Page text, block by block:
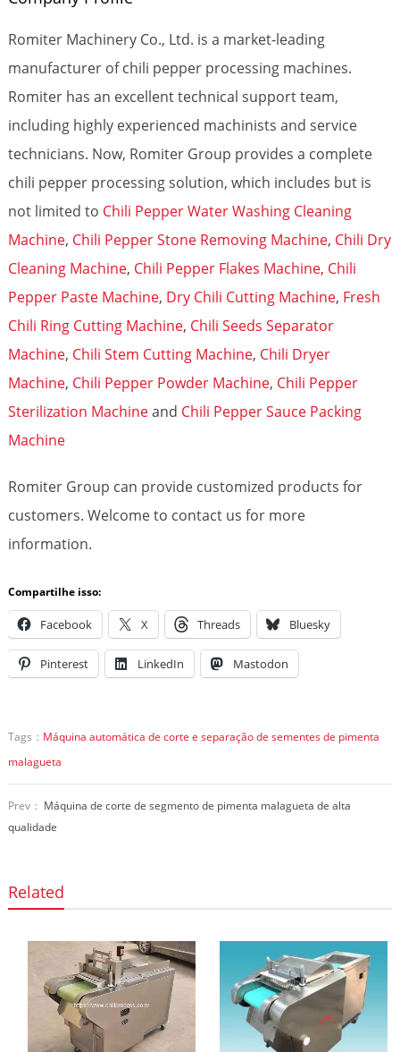
Romiter Machinery Co., Ltd. is a market-leading
manufacturer of chili pepper processing machines.
Romiter has an excellent technical support team,
including highly experienced machinists and service
technicians. Now, Romiter Group provides a complete
chili pepper processing solution, which includes but is
not limited to Chili Pepper Water Washing Cleaning
Machine, Chili Pepper Stone Removing Machine, Chili Dry
Cleaning Machine, Chili Pepper Flakes Machine, Chili
Pepper Paste Machine, Dry Chili Cutting Machine, Fresh
Chili Ring Cutting Machine, Chili Seeds Separator
Machine, Chili Stem Cutting Machine, Chili Dryer
Machine, Chili Pepper Powder Machine, Chili Pepper
Sterilization Machineand Chili Pepper Sauce Packing
Machine
Romiter Group can provide customized products for
customers. Welcome to contact us for more
information.
Compartilhe isso:
Facebook X Threads Bluesky
Pinterest LinkedIn Mastodon
Tags： Máquina automática de corte e separação de sementes de pimenta
malagueta
Prev： Máquina de corte de segmento de pimenta malagueta de alta
qualidade
Related